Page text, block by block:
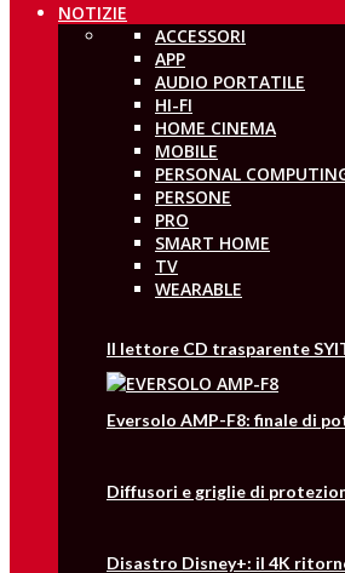
NOTIZIE
ACCESSORI
APP
AUDIO PORTATILE
HI-FI
HOME CINEMA
MOBILE
PERSONAL
PERSONE
PRO
SMART HOME
TV
WEARABLE
Il lettore CD trasparente
Eversolo AMP-F8: finale di
Diffusori e griglie di
Disastro Disney+: il 4K